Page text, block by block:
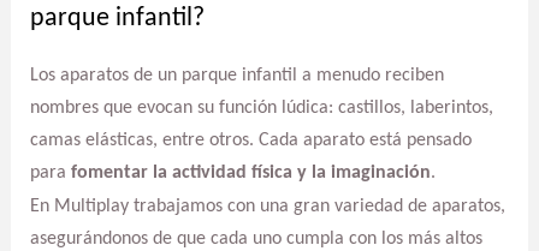
parque infantil?
Los aparatos de un parque infantil a menudo reciben
nombres que evocan su función lúdica: castillos, laberintos,
camas elásticas, entre otros. Cada aparato está pensado
para fomentar la actividad física y la imaginación.
En Multiplay trabajamos con una gran variedad de aparatos,
asegurándonos de que cada uno cumpla con los más altos